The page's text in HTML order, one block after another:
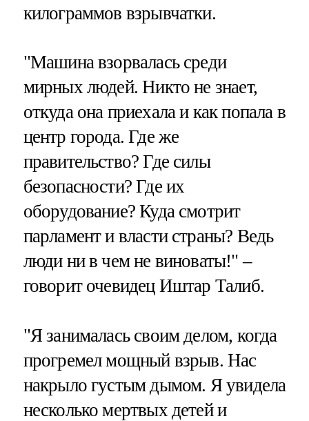
килограммов взрывчатки.
"Машина взорвалась среди
мирных людей. Никто не знает,
откуда она приехала и как попала в
центр города. Где же
правительство? Где силы
безопасности? Где их
оборудование? Куда смотрит
парламент и власти страны? Ведь
люди ни в чем не виноваты!" –
говорит очевидец Иштар Талиб.
"Я занималась своим делом, когда
прогремел мощный взрыв. Нас
накрыло густым дымом. Я увидела
несколько мертвых детей и